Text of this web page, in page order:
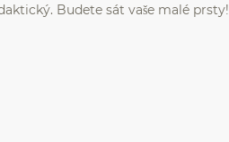
Budete sát vaše malé prsty!